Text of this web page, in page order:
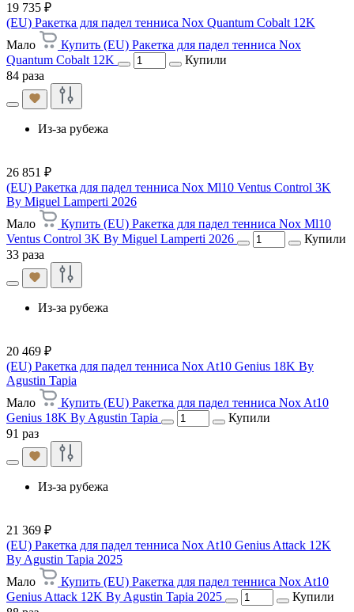
19 735 ₽
(EU) Ракетка для падел тенниса Nox Quantum Cobalt 12K
Мало
Купить (EU) Ракетка для падел тенниса Nox
Quantum Cobalt 12K
Купили
84 раза
Из-за рубежа
26 851 ₽
(EU) Ракетка для падел тенниса Nox Ml10 Ventus Control 3K
By Miguel Lamperti 2026
Мало
Купить (EU) Ракетка для падел тенниса Nox Ml10
Ventus Control 3K By Miguel Lamperti 2026
Купили
33 раза
Из-за рубежа
20 469 ₽
(EU) Ракетка для падел тенниса Nox At10 Genius 18K By
Agustin Tapia
Мало
Купить (EU) Ракетка для падел тенниса Nox At10
Genius 18K By Agustin Tapia
Купили
91 раз
Из-за рубежа
21 369 ₽
(EU) Ракетка для падел тенниса Nox At10 Genius Attack 12K
By Agustin Tapia 2025
Мало
Купить (EU) Ракетка для падел тенниса Nox At10
Genius Attack 12K By Agustin Tapia 2025
Купили